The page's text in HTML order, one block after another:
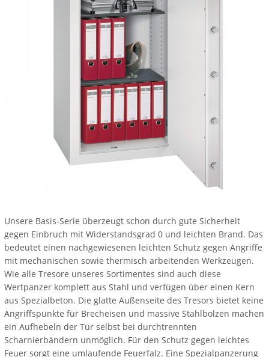
Unsere Basis-Serie überzeugt schon durch gute Sicherheit
gegen Einbruch mit Widerstandsgrad 0 und leichten Brand. Das
bedeutet einen nachgewiesenen leichten Schutz gegen Angriffe
mit mechanischen sowie thermisch arbeitenden Werkzeugen.
Wie alle Tresore unseres Sortimentes sind auch diese
Wertpanzer komplett aus Stahl und verfügen über einen Kern
aus Spezialbeton. Die glatte Außenseite des Tresors bietet keine
Angriffspunkte für Brecheisen und massive Stahlbolzen machen
ein Aufhebeln der Tür selbst bei durchtrennten
Scharnierbändern unmöglich. Für den Schutz gegen leichtes
Feuer sorgt eine umlaufende Feuerfalz. Eine Spezialpanzerung